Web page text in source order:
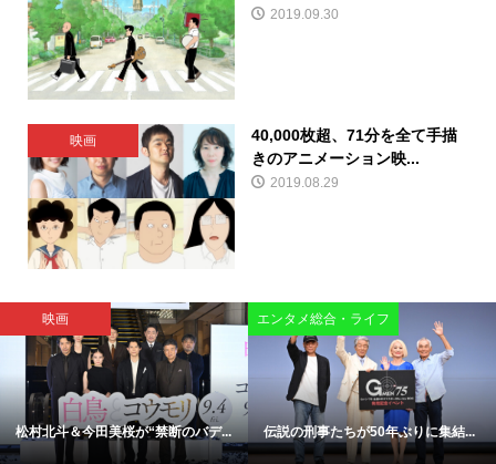
2019.09.30
映画
40,000枚超、71分を全て手描
きのアニメーション映...
2019.08.29
映画
松村北斗＆今田美桜が“禁断のバデ...
エンタメ総合・ライフ
伝説の刑事たちが50年ぶりに集結...